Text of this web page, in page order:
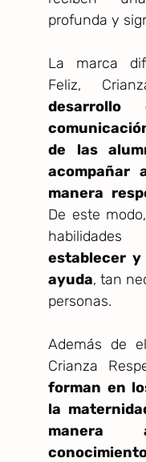
profunda y
La marca
Feliz,
desarrollo
de las
acompañar
manera
De este
establecer
ayuda, tan
personas.
Además de
Crianza
forman en
la
manera